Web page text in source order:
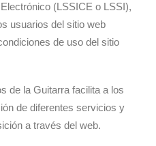
(LSSICE o LSSI),
usuarios del sitio web
de uso del sitio
de la Guitarra facilita a los
de diferentes servicios y
a través del web.